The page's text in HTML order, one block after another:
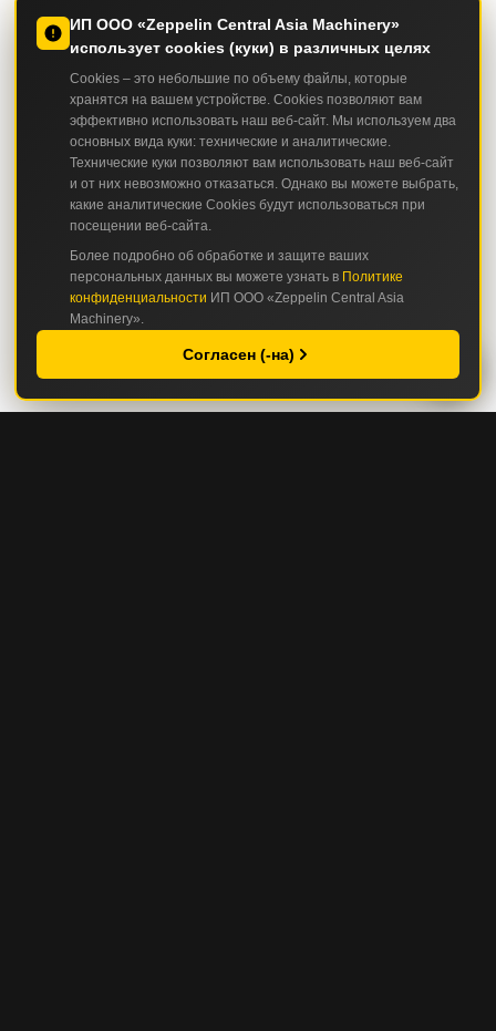
ИП ООО «Zeppelin Central Asia Machinery»
использует cookies (куки) в различных целях
Cookies – это небольшие по объему файлы, которые
хранятся на вашем устройстве. Cookies позволяют вам
эффективно использовать наш веб-сайт. Мы используем два
основных вида куки: технические и аналитические.
Технические куки позволяют вам использовать наш веб-сайт
и от них невозможно отказаться. Однако вы можете выбрать,
какие аналитические Cookies будут использоваться при
посещении веб-сайта.
Более подробно об обработке и защите ваших
персональных данных вы можете узнать в Политике
конфиденциальности ИП ООО «Zeppelin Central Asia
Machinery».
Согласен (-на)